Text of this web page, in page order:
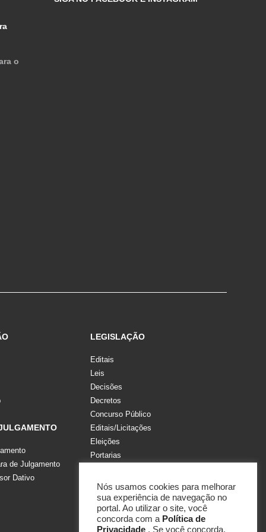
o
de Julgamento
Dativo
LEGISLAÇÃO
Editais
Leis
Decisões
Decretos
Concurso Público
Editais/Licitações
Eleições
Portarias
Resoluções
Nós usamos cookies para melhorar
sua experiência de navegação no
portal. Ao utilizar o site, você
concorda com a Política de
Privacidade . Se você concorda,